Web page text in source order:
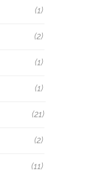
(1)
(2)
(1)
(1)
(21)
(2)
(11)